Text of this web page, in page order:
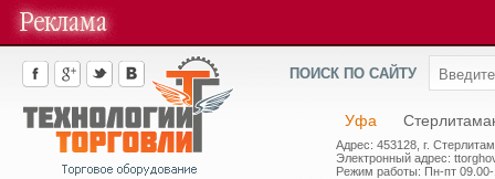
ПОИСК ПО САЙТУ
Уфа
Адрес: 453128, г.
Электронный адрес:
Режим работы: Пн-пт